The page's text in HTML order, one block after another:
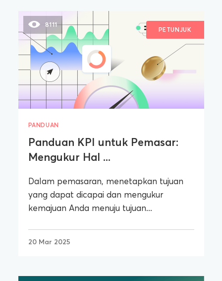
8111
PETUNJUK
PANDUAN
Panduan KPI untuk Pemasar:
Mengukur Hal ...
Dalam pemasaran, menetapkan tujuan
yang dapat dicapai dan mengukur
kemajuan Anda menuju tujuan...
20 Mar 2025